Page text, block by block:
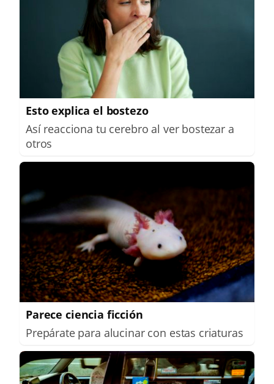
Esto explica el bostezo
Así reacciona tu cerebro al ver bostezar a
otros
Parece ciencia ficción
Prepárate para alucinar con estas criaturas